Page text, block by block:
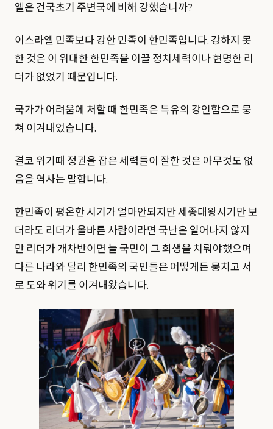
엘은 건국초기 주변국에 비해 강했습니까?
이스라엘 민족보다 강한 민족이 한민족입니다. 강하지 못
한 것은 이 위대한 한민족을 이끌 정치세력이나 현명한 리
더가 없었기 때문입니다.
국가가 어려움에 처할 때 한민족은 특유의 강인함으로 뭉
쳐 이겨내었습니다.
결코 위기때 정권을 잡은 세력들이 잘한 것은 아무것도 없
음을 역사는 말합니다.
한민족이 평온한 시기가 얼마안되지만 세종대왕시기만 보
더라도 리더가 올바른 사람이라면 국난은 일어나지 않지
만 리더가 개차반이면 늘 국민이 그 희생을 치뤄야했으며
다른 나라와 달리 한민족의 국민들은 어떻게든 뭉치고 서
로 도와 위기를 이겨내왔습니다.